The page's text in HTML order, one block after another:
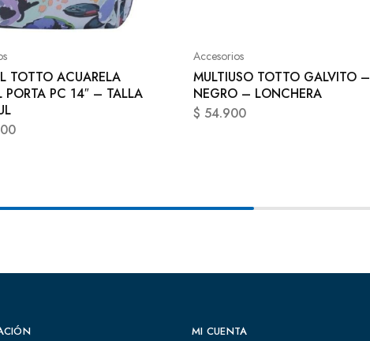
TOTTO ACUARELA
PORTA PC 14″ – TALLA
Accesorios
MULTIUSO TOTTO GALVITO –
NEGRO – LONCHERA
$ 54.900
MI CUENTA